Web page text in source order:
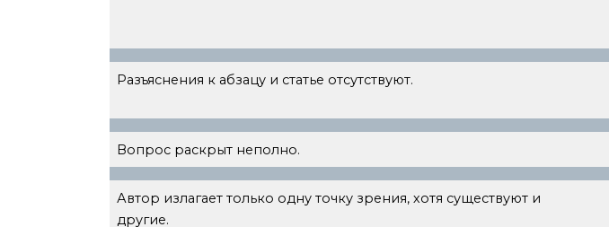
Разъяснения к абзацу и статье отсутствуют.
Вопрос раскрыт неполно.
Автор излагает только одну точку зрения, хотя существуют и
другие.